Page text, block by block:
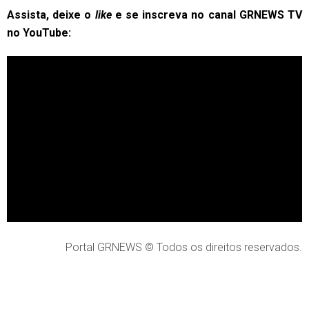
Assista, deixe o likee se inscreva no canal GRNEWS TV
no YouTube:
Portal GRNEWS © Todos os direitos reservados.